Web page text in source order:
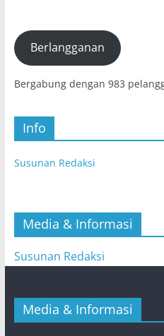
(E-
mail)Berlangganan
Bergabung dengan 983
Info
Susunan Redaksi
Media & Informasi
Susunan Redaksi
Media & Informasi